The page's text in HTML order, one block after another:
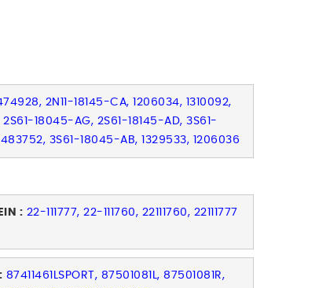
2N11-18145-CA, 1206034, 1310092,
2S61-18045-AG, 2S61-18145-AD, 3S61-
3S61-18045-AB, 1329533, 1206036
: 22-111777, 22-111760, 22111760, 22111777
87411461LSPORT, 87501081L, 87501081R,